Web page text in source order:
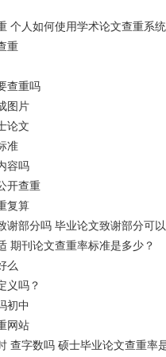
个人如何使用学术论文查重系统
重
查重吗
图片
论文
准
容吗
开查重
复算
谢部分吗 毕业论文致谢部分可
期刊论文查重率标准是多少？
么
义吗？
初中
网站
查字数吗 硕士毕业论文查重率